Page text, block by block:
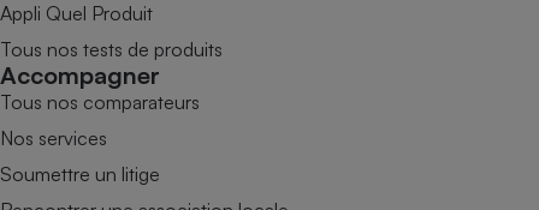
Appli Quel Produit
Tous nos tests de produits
Accompagner
Tous nos comparateurs
Nos services
Soumettre un litige